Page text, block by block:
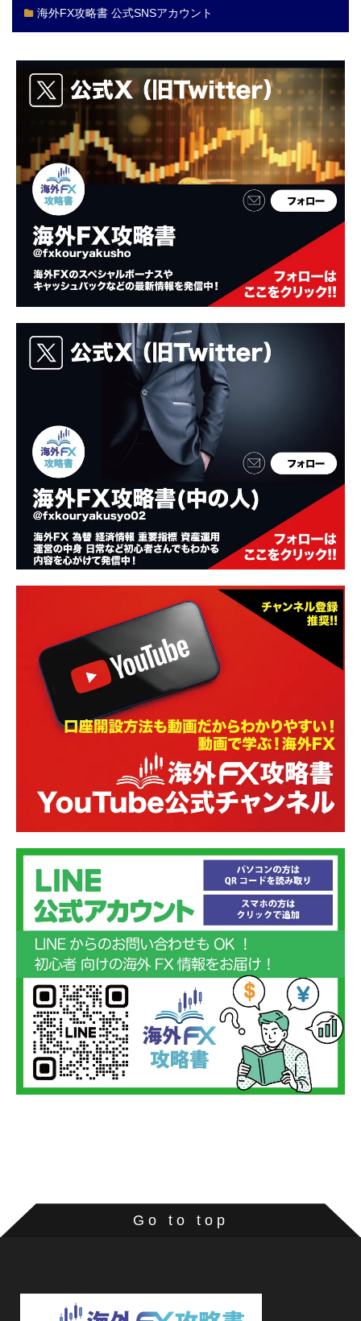
海外FX攻略書 公式SNSアカウント
Go to top